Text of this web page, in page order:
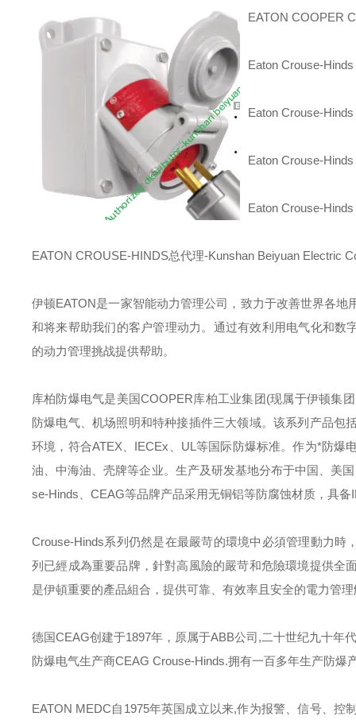
EATON COOPER
Eaton Crouse-
Eaton Crouse-
Eaton Crouse-
Eaton Crouse-
EATON CROUSE-HINDS总代理-Kunshan Beiyuan Electric
伊顿EATON是一家智能动力管理公司，致力于改善世界各
和将来帮助我们的客户管理动力。通过有效利用电气化和
的动力管理挑战提供帮助。
库柏防爆电气是美国COOPER库柏工业集团(现属于伊顿集
防爆电气、机场照明和特种接插件三大领域。该系列产品包
环境，符合ATEX IECEx UL 等国际防爆标准。作为*防爆
油、中海油、壳牌等企业。生产及研发基地分布于中国、美
se-Hinds
CEAG等品牌产品采用无铜铝等防腐蚀材质，具备
Crouse-Hinds系列仍然是在最嚴苛的環境中必須管理動力時
列已經成為重要品牌，針對高風險的嚴苛和危險環境提供全
是伊頓重要的產品組合，提供可靠、有效率且安全的電力管
德国CEAG创建于1897年，原属于ABB公司,二十世纪九十年
防爆电气生产商CEAG Crouse-Hinds.拥有一百多年生产防爆
EATON MEDC自 1975年英国成立以来,作为报警、信号、控